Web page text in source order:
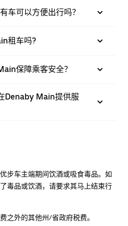
车可以方便出行吗？
租车吗?
保障乘客安全？
Denaby Main提供服
步车主端期间饮酒或吸食毒品。如
毒品或饮酒，请要求其马上结束行
之外的其他州/省政府税费。